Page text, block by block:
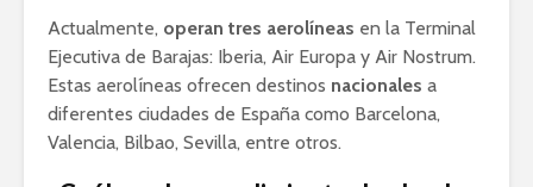
Actualmente, operan tres aerolíneas en la Terminal
Ejecutiva de Barajas: Iberia, Air Europa y Air Nostrum.
Estas aerolíneas ofrecen destinos nacionales a
diferentes ciudades de España como Barcelona,
Valencia, Bilbao, Sevilla, entre otros.